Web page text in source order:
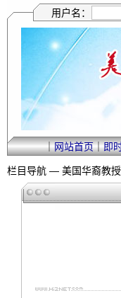
用户名：
｜网站首页｜即
栏目导航 — 美国华裔教